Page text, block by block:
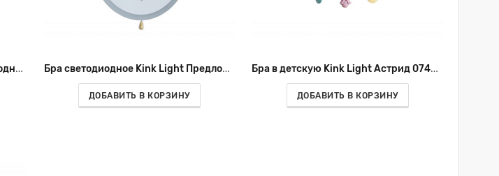
Светильник потолочный светодиодный Kink Light Бомбардировщик 074504 Бра светодиодное Kink Light Предложение 074110,25
ДОБАВИТЬ В КОРЗИНУ
Бра в детскую Kink Light Астрид 074175-2
ДОБАВИТЬ В КОРЗИНУ